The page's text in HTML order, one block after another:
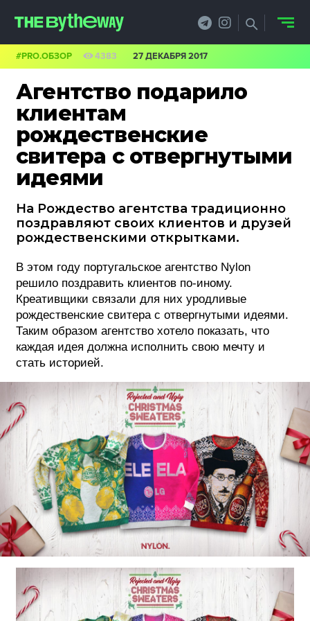
Агентство подарило
клиентам
рождественские
свитера с отвергнутыми
идеями
На Рождество агентства традиционно
поздравляют своих клиентов и друзей
рождественскими открытками.
#PRO.ОБЗОР 4383 27 ДЕКАБРЯ 2017
В этом году португальское агентство Nylon
решило поздравить клиентов по-иному.
Креативщики связали для них уродливые
рождественские свитера с отвергнутыми идеями.
Таким образом агентство хотело показать, что
каждая идея должна исполнить свою мечту и
стать историей.
PRO.ОБЗОР
КЕЙСЫ
ФИЛОСОФИЯ
БИЗНЕС И
ФЕСТИВАЛИ
ФОТОГРАФИЯ
ИСТОРИИ БРЕНДОВ
О ПРОЕКТЕ
РЕКЛАМА
КОНТАКТЫ